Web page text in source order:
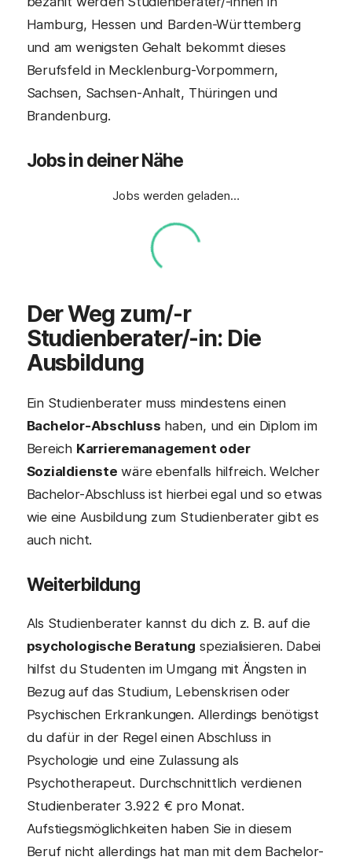
Hamburg, Hessen und Barden-Württemberg
und am wenigsten Gehalt bekommt dieses
Berufsfeld in Mecklenburg-Vorpommern,
Sachsen, Sachsen-Anhalt, Thüringen und
Brandenburg.
Jobs in deiner Nähe
Jobs werden geladen…
Der Weg zum/-r
Studienberater/-in: Die
Ausbildung
Ein Studienberater muss mindestens einen
Bachelor-Abschluss haben, und ein Diplom im
Bereich Karrieremanagement oder
Sozialdienste wäre ebenfalls hilfreich. Welcher
Bachelor-Abschluss ist hierbei egal und so etwas
wie eine Ausbildung zum Studienberater gibt es
auch nicht.
Weiterbildung
Als Studienberater kannst du dich z. B. auf die
psychologische Beratung spezialisieren. Dabei
hilfst du Studenten im Umgang mit Ängsten in
Bezug auf das Studium, Lebenskrisen oder
Psychischen Erkrankungen. Allerdings benötigst
du dafür in der Regel einen Abschluss in
Psychologie und eine Zulassung als
Psychotherapeut. Durchschnittlich verdienen
Studienberater 3.922 € pro Monat.
Aufstiegsmöglichkeiten haben Sie in diesem
Beruf nicht allerdings hat man mit dem Bachelor-